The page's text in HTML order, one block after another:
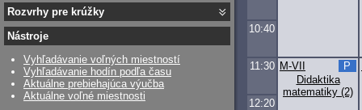
10:40
11:30
Didaktika
matematiky (2)
M-VII P
12:20
Rozvrhy pre krúžky
Nástroje
Vyhľadávanie voľných miestností
Vyhľadávanie hodín podľa času
Aktuálne prebiehajúca výučba
Aktuálne voľné miestnosti